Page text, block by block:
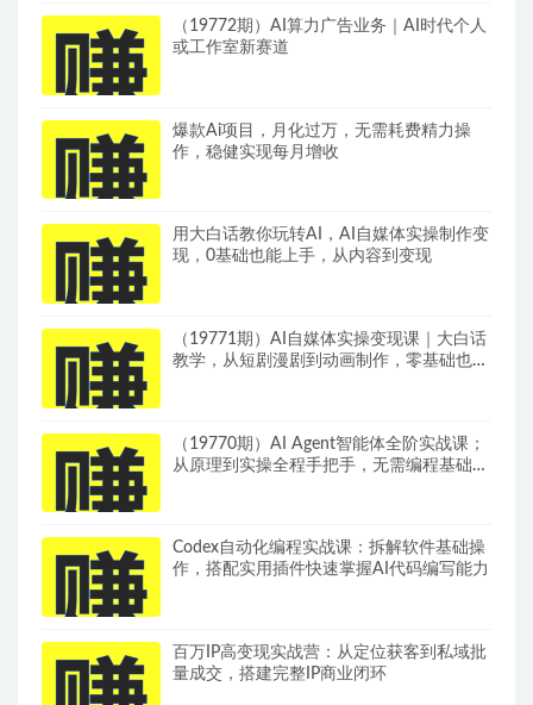
（19772期）AI算力广告业务｜AI时代个人
或工作室新赛道
爆款Ai项目，月化过万，无需耗费精力操
作，稳健实现每月增收
用大白话教你玩转AI，AI自媒体实操制作变
现，0基础也能上手，从内容到变现
（19771期）AI自媒体实操变现课｜大白话
教学，从短剧漫剧到动画制作，零基础也能
（19770期）AI Agent智能体全阶实战课；
从原理到实操全程手把手，无需编程基础也
Codex自动化编程实战课：拆解软件基础操
作，搭配实用插件快速掌握AI代码编写能力
百万IP高变现实战营：从定位获客到私域批
量成交，搭建完整IP商业闭环